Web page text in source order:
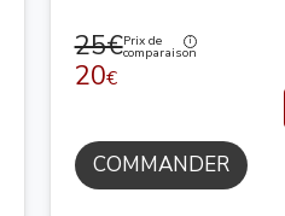
25€Prix de
comparaison
20€
COMMANDER